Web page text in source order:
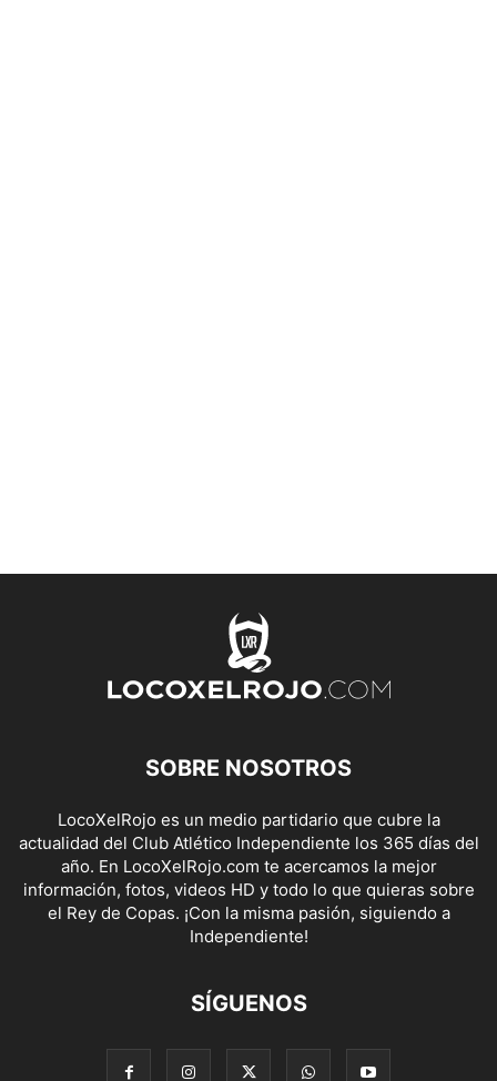
SOBRE NOSOTROS
LocoXelRojo es un medio partidario que cubre la
actualidad del Club Atlético Independiente los 365 días del
año. En LocoXelRojo.com te acercamos la mejor
información, fotos, videos HD y todo lo que quieras sobre
el Rey de Copas. ¡Con la misma pasión, siguiendo a
Independiente!
SÍGUENOS